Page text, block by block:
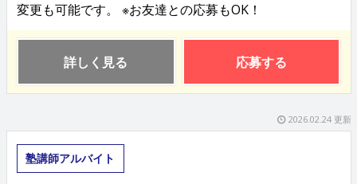
変更も可能です。 ※お友達との応募もOK！
詳しく見る 応募する
2026.02.24 更新
塾講師アルバイト